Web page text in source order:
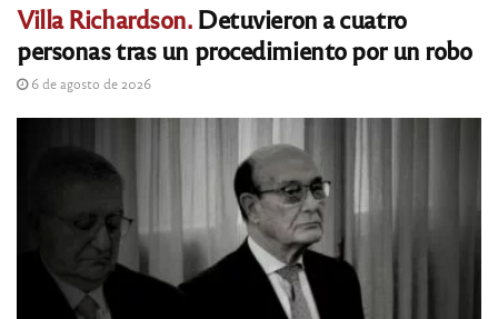
Villa Richardson.Detuvieron a cuatro
personas tras un procedimiento por un robo
6 de agosto de 2026